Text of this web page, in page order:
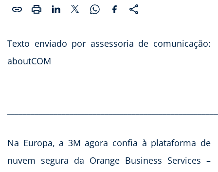
Texto enviado por assessoria de comunicação:
aboutCOM
Na Europa, a 3M agora confia à plataforma de
nuvem segura da Orange Business Services –